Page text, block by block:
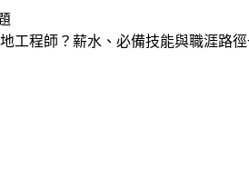
工程師？薪水、必備技能與職涯路